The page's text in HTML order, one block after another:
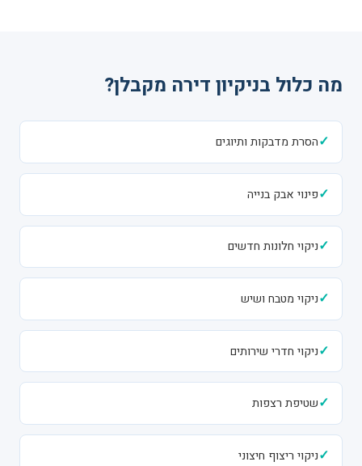
מה כלול בניקיון דירה מקבלן?
✓הסרת מדבקות ותיוגים
✓פינוי אבק בנייה
✓ניקוי חלונות חדשים
✓ניקוי מטבח ושיש
✓ניקוי חדרי שירותים
✓שטיפת רצפות
✓ניקוי ריצוף חיצוני